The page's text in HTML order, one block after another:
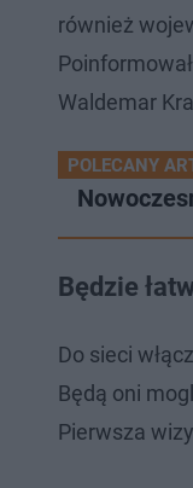
również
Waldemar
POLECANY
Będzie
Do sieci
Będą oni
Pierwsza